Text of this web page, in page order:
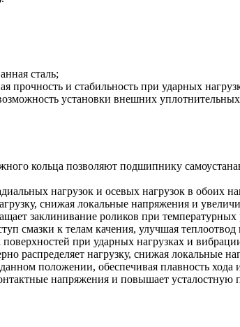
сталь;
и стабильность при ударных
установки внешних
кольца позволяют подшипнику
нагрузок и осевых нагрузок в обоих
снижая локальные напряжения и
заклинивание роликов при температурных
смазки к телам качения, улучшая
при ударных нагрузках и
распределяет нагрузку, снижая локальные
положении, обеспечивая плавность
напряжения и повышает усталостную